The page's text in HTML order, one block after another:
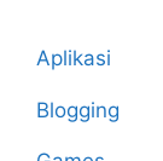
Aplikasi
Blogging